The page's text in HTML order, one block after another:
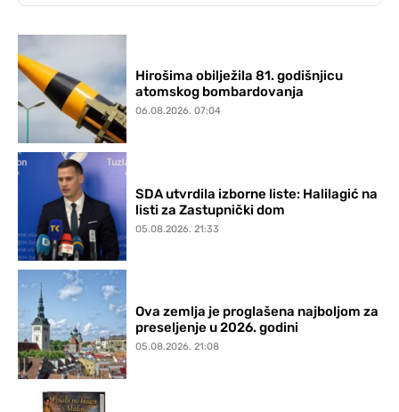
Hirošima obilježila 81. godišnjicu
atomskog bombardovanja
06.08.2026. 07:04
SDA utvrdila izborne liste: Halilagić na
listi za Zastupnički dom
05.08.2026. 21:33
Ova zemlja je proglašena najboljom za
preseljenje u 2026. godini
05.08.2026. 21:08